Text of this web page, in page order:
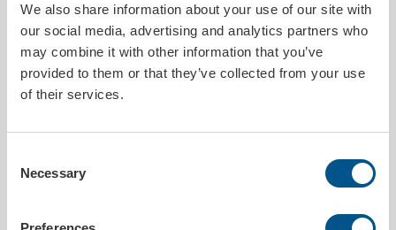
We also share information about your use of our site with
our social media, advertising and analytics partners who
may combine it with other information that you’ve
provided to them or that they’ve collected from your use
of their services.
Selection
Necessary
BESKRIVNING
Beige keytag, med eget tryck i svart på en sida. Tillverkad i plast och
står väl emot väta och annan smuts. ”Buntbandslåset” gör produkten
mycket användarvänlig, allt är i ett stycke och den är enkel att fästa vid
nyckeln.
Två märkpennor medföljer per 200 st
Obs. Klichékostnad tillkommer vid nytt original.